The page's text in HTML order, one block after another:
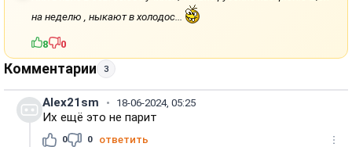
на неделю , ныкают в холодос...
8 0
Комментарии 3
Alex21sm 18-06-2024, 05:25
Их ещё это не парит
0 0 ответить